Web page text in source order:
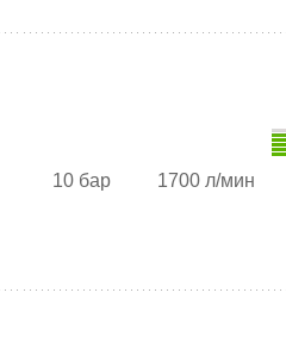
10 бар 1700 л/мин